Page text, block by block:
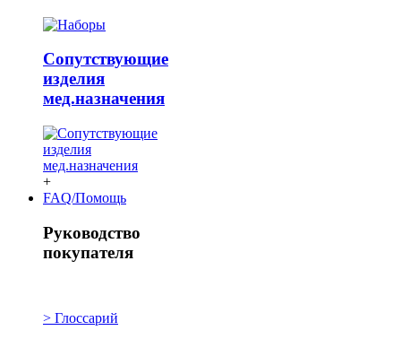
Сопутствующие
изделия
мед.назначения
+
FAQ/Помощь
Руководство
покупателя
> Глоссарий